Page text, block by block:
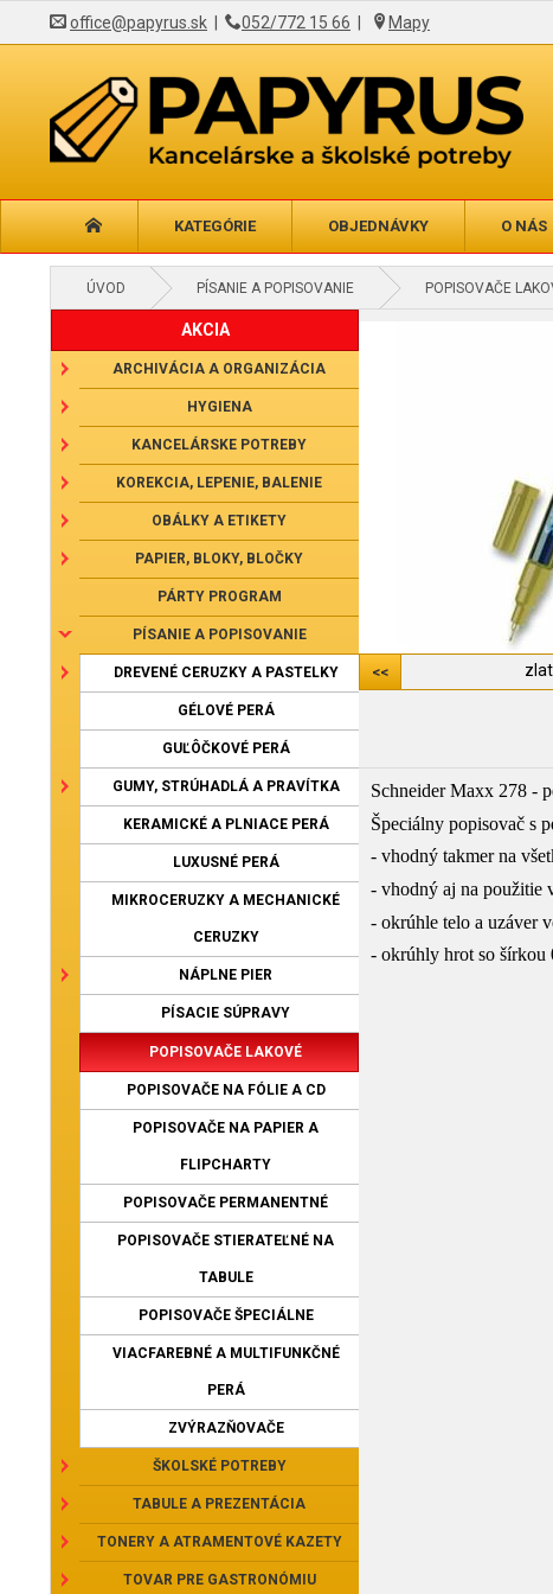
office@papyrus.sk 052/772 15 66 Mapy
KATEGÓRIE OBJEDNÁVKY O NÁS
ÚVOD PÍSANIE A POPISOVANIE POPISOVAČE
AKCIA
ARCHIVÁCIA A ORGANIZÁCIA
HYGIENA
KANCELÁRSKE POTREBY
KOREKCIA, LEPENIE, BALENIE
OBÁLKY A ETIKETY
PAPIER, BLOKY, BLOČKY
PÁRTY PROGRAM
PÍSANIE A POPISOVANIE
DREVENÉ CERUZKY A PASTELKY
GÉLOVÉ PERÁ
GUĽÔČKOVÉ PERÁ
GUMY, STRÚHADLÁ A PRAVÍTKA
KERAMICKÉ A PLNIACE PERÁ
LUXUSNÉ PERÁ
MIKROCERUZKY A MECHANICKÉ
CERUZKY
NÁPLNE PIER
PÍSACIE SÚPRAVY
POPISOVAČE LAKOVÉ
POPISOVAČE NA FÓLIE A CD
POPISOVAČE NA PAPIER A
FLIPCHARTY
POPISOVAČE PERMANENTNÉ
POPISOVAČE STIERATEĽNÉ NA
TABULE
POPISOVAČE ŠPECIÁLNE
VIACFAREBNÉ A MULTIFUNKČNÉ
PERÁ
ZVÝRAZŇOVAČE
ŠKOLSKÉ POTREBY
TABULE A PREZENTÁCIA
TONERY A ATRAMENTOVÉ KAZETY
TOVAR PRE GASTRONÓMIU
Schneider Maxx 278 -
Špeciálny popisovač s
- vhodný takmer na
- vhodný aj na použitie
- okrúhle telo a uzáver
- okrúhly hrot so šírkou